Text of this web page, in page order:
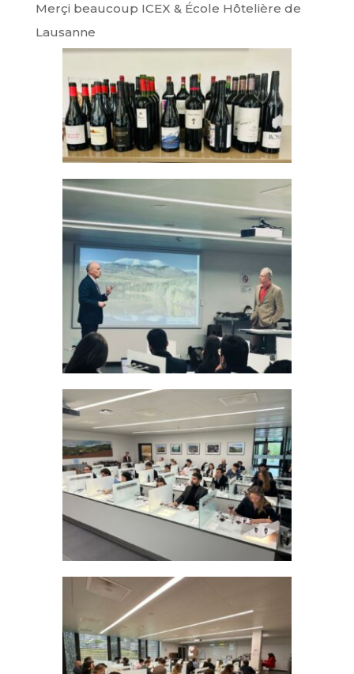
Merçi beaucoup ICEX & École Hôtelière de
Lausanne